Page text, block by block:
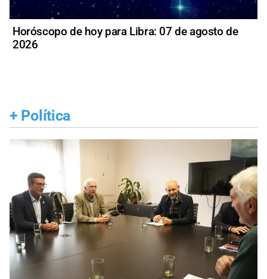
Horóscopo de hoy para Libra: 07 de agosto de
2026
+ Política